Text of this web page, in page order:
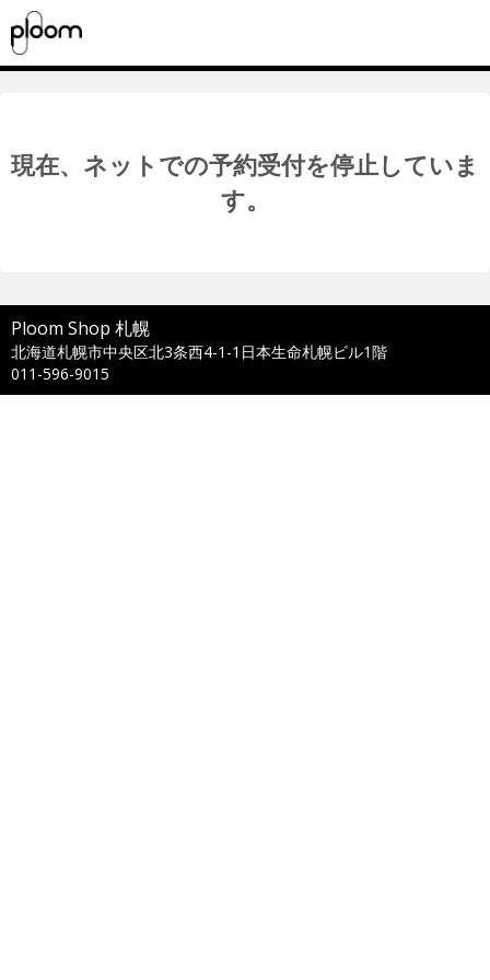
現在、ネットでの予約受付を停止していま
す。
Ploom Shop 札幌
北海道札幌市中央区北3条西4-1-1日本生命札幌ビル1階
011-596-9015